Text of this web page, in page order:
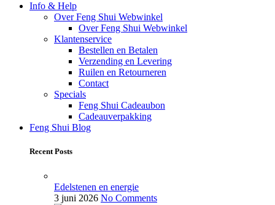
Info & Help
Over Feng Shui Webwinkel
Over Feng Shui Webwinkel
Klantenservice
Bestellen en Betalen
Verzending en Levering
Ruilen en Retourneren
Contact
Specials
Feng Shui Cadeaubon
Cadeauverpakking
Feng Shui Blog
Recent Posts
Edelstenen en energie
3 juni 2026 No Comments